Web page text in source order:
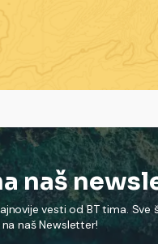
naš
vesti od BT tima. Sve
naš Newsletter!